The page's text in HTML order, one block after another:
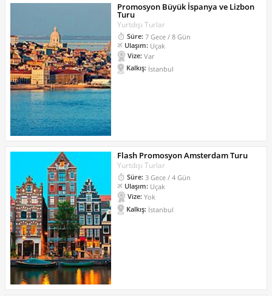
Promosyon Büyük İspanya ve Lizbon
Turu
Yurtdışı Turlar
Süre: 7 Gece / 8 Gün
Ulaşım: Uçak
Vize: Var
Kalkış: İstanbul
Flash Promosyon Amsterdam Turu
Yurtdışı Turlar
Süre: 3 Gece / 4 Gün
Ulaşım: Uçak
Vize: Yok
Kalkış: İstanbul